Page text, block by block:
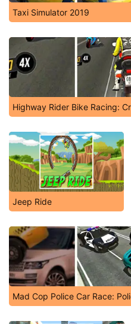
Taxi Simulator 2019
Highway Rider Bike Racing:
Jeep Ride
Mad Cop Police Car Race: